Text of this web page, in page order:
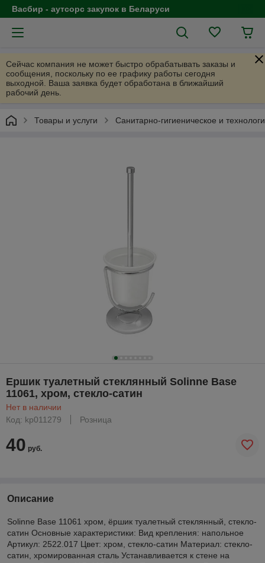
Васбир - аутсорс закупок в Беларуси
Сейчас компания не может быстро обрабатывать заказы и
сообщения, поскольку по ее графику работы сегодня
выходной. Ваша заявка будет обработана в ближайший
рабочий день.
Товары и услуги Санитарно-гигиеническое и
Ершик туалетный стеклянный Solinne Base
11061, хром, стекло-сатин
Нет в наличии
Код: kp011279
Розница
40 руб.
Описание
Solinne Base 11061 хром, ёршик туалетный стеклянный, стекло-
сатин Основные характеристики: Вид крепления: напольное
Артикул: 2522.017 Цвет: хром, стекло-сатин Материал: стекло-
сатин, хромированная сталь Устанавливается к стене на